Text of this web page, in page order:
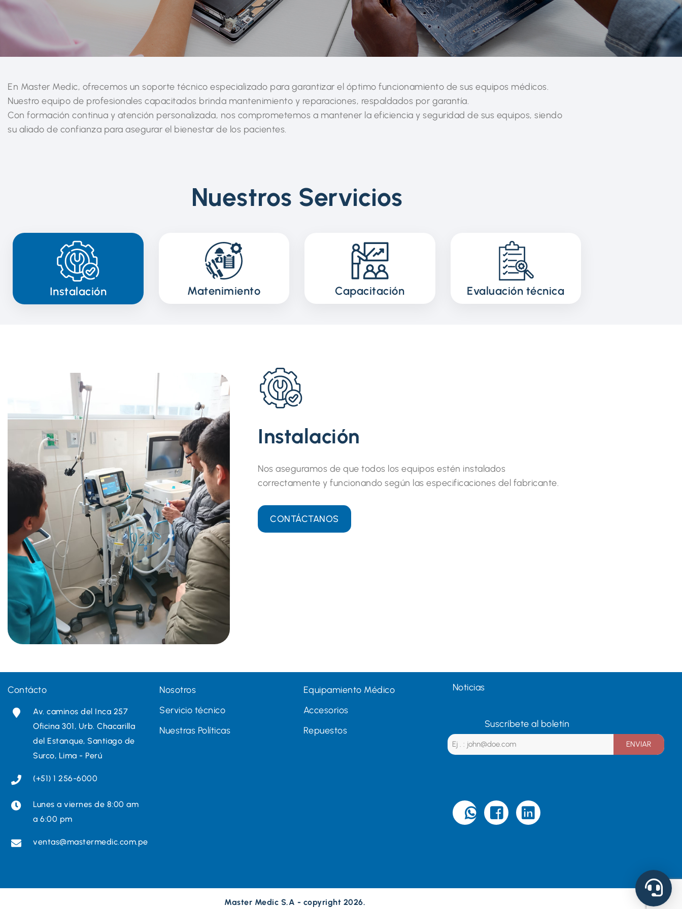
En Master Medic, ofrecemos un soporte técnico especializado para garantizar el óptimo funcionamiento de sus equipos médicos.
Nuestro equipo de profesionales capacitados brinda mantenimiento y reparaciones, respaldados por garantía.
Con formación continua y atención personalizada, nos comprometemos a mantener la eficiencia y seguridad de sus equipos, siendo
su aliado de confianza para asegurar el bienestar de los pacientes.
Nuestros Servicios
Instalación Matenimiento Capacitación Evaluación técnica
Instalación
Nos aseguramos de que todos los equipos estén instalados
correctamente y funcionando según las especificaciones del fabricante.
CONTÁCTANOS
Contácto
Av. caminos del Inca 257
Oficina 301, Urb. Chacarilla
del Estanque, Santiago de
Surco, Lima - Perú
(+51) 1 256-6000
Lunes a viernes de 8:00 am
a 6:00 pm
ventas@mastermedic.com.pe
Nosotros
Servicio técnico
Nuestras Políticas
Equipamiento Médico
Accesorios
Repuestos
Noticias
Suscríbete al boletín
ENVIAR
Master Medic S.A - copyright 2026.